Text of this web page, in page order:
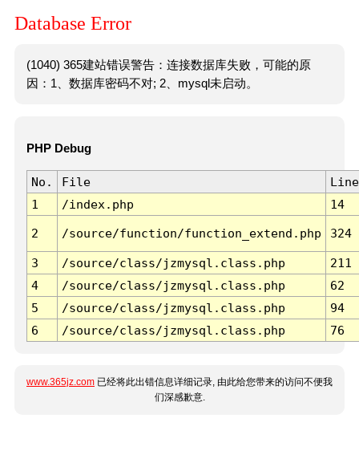
Database Error
(1040) 365建站错误警告：连接数据库失败，可能的原
因：1、数据库密码不对; 2、mysql未启动。
PHP Debug
No. File
Line
1
/index.php 14
2 /source/function/function_extend.php 324
3 /source/class/jzmysql.class.php
211
4
/source/class/jzmysql.class.php
62
5
/source/class/jzmysql.class.php
94
6
/source/class/jzmysql.class.php 76
www.365jz.com 已经将此出错信息详细记录, 由此给您带来的访问不便我
们深感歉意.